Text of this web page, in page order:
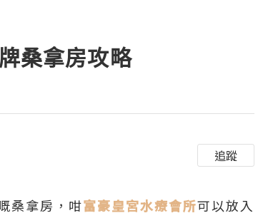
桑拿房攻略
追蹤
桑拿房，咁富豪皇宮水療會所可以放入